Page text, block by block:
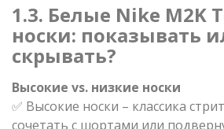
1.3. Белые Nike M2K
носки: показывать
скрывать?
Высокие vs. низкие носки
✅ Высокие носки – классика
сочетать с шортами или